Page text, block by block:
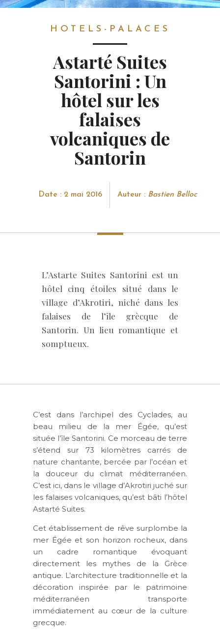
HOTELS-PALACES
Astarté Suites
Santorini : Un
hôtel sur les
falaises
volcaniques de
Santorin
Date : 2 mai 2016 Auteur : Bastien Belloc
L’Astarte Suites Santorini est un
hôtel cinq étoiles situé dans le
village d’Akrotiri, niché dans les
falaises de l’île grècque de
Santorin. Un lieu romantique et
somptueux.
C’est dans l’archipel des Cyclades, au
beau milieu de la mer Égée, qu’est
située l’île Santorini. Ce morceau de terre
s’étend sur 73 kilomètres carrés de
nature chantante, bercée par l’océan et
la douceur du climat méditerranéen.
C’est ici, dans le village d’Akrotiri juché sur
les falaises volcaniques, qu’est bâti l’hôtel
Astarté Suites.
Cet établissement de rêve surplombe la
mer Égée et son horizon rocheux, dans
un cadre romantique évoquant
directement les mythes de la Grèce
antique. L’architecture traditionnelle et la
décoration inspirée par le patrimoine
méditerranéen transporte
immédiatement au cœur de la culture
grecque.